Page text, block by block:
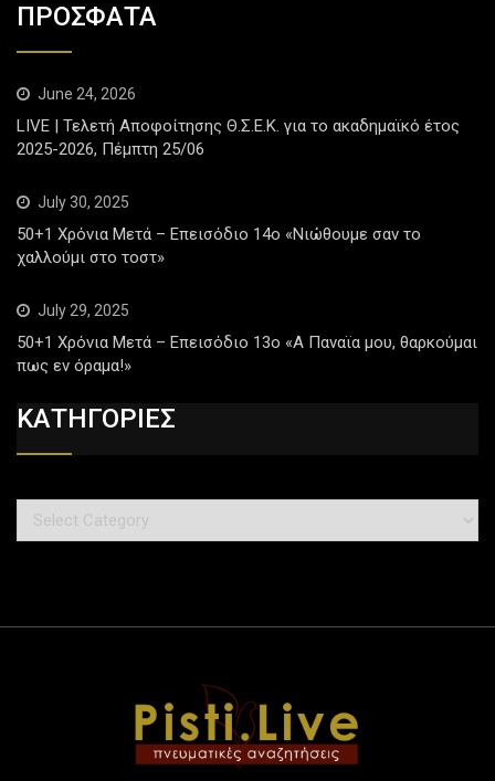
ΠΡΟΣΦΑΤΑ
June 24, 2026
LIVE | Τελετή Αποφοίτησης Θ.Σ.Ε.Κ. για το ακαδημαϊκό έτος
2025-2026, Πέμπτη 25/06
July 30, 2025
50+1 Χρόνια Μετά – Επεισόδιο 14ο «Νιώθουμε σαν το
χαλλούμι στο τοστ»
July 29, 2025
50+1 Χρόνια Μετά – Επεισόδιο 13ο «Α Παναϊα μου, θαρκούμαι
πως εν όραμα!»
ΚΑΤΗΓΟΡΙΕΣ